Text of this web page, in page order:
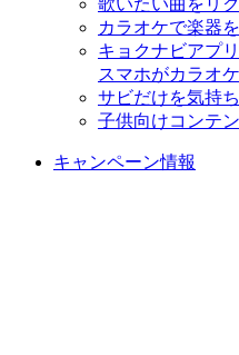
歌いたい曲をリ
カラオケで楽器
キョクナビアプリ
スマホがカラオ
サビだけを気持
子供向けコンテ
キャンペーン情報